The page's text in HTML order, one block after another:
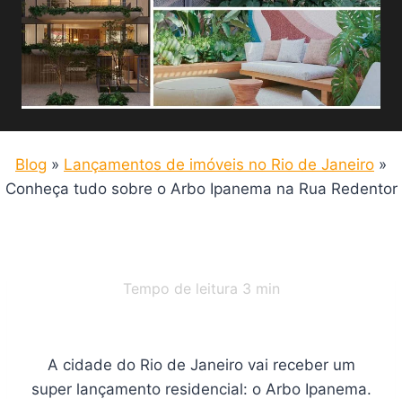
Blog » Lançamentos de imóveis no Rio de Janeiro »
Conheça tudo sobre o Arbo Ipanema na Rua Redentor
Tempo de leitura 3 min
A cidade do Rio de Janeiro vai receber um
super lançamento residencial: o Arbo Ipanema.